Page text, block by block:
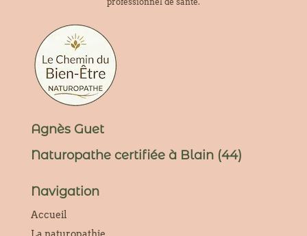
Agnès Guet
Naturopathe certifiée à Blain (44)
Navigation
Accueil